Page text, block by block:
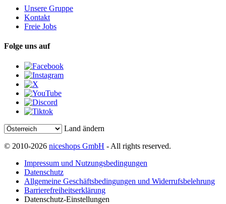
Unsere Gruppe
Kontakt
Freie Jobs
Folge uns auf
Land ändern
© 2010-2026 niceshops GmbH - All rights reserved.
Impressum und Nutzungsbedingungen
Datenschutz
Allgemeine Geschäftsbedingungen und Widerrufsbelehrung
Barrierefreiheitserklärung
Datenschutz-Einstellungen